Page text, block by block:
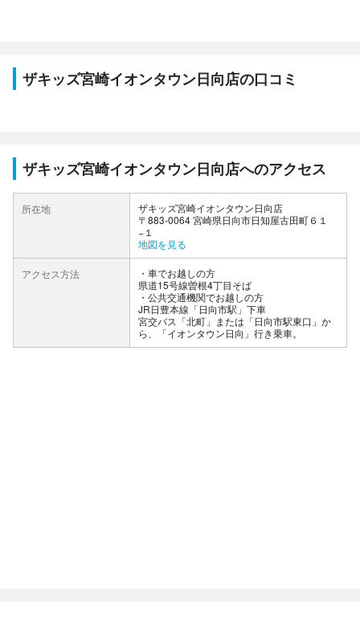
ザキッズ宮崎イオンタウン日向店の口コミ
ザキッズ宮崎イオンタウン日向店へのアクセス
所在地
ザキッズ宮崎イオンタウン日向店
〒883-0064 宮崎県日向市日知屋古田町６１
−１
地図を見る
アクセス方法
車でお越しの方
県道15号線曽根4丁目そば
公共交通機関でお越しの方
JR日豊本線「日向市駅」下車
宮交バス「北町」または「日向市駅東口」か
ら、「イオンタウン日向」行き乗車。